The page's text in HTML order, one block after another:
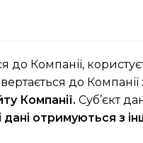
до Компанії,
до
Компанії. Суб’єкт
дані отримуються з